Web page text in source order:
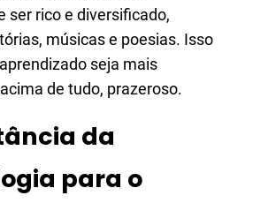
ser rico e diversificado,
músicas e poesias. Isso
seja mais
de tudo, prazeroso.
da
para o